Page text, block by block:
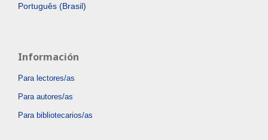
Português (Brasil)
Información
Para lectores/as
Para autores/as
Para bibliotecarios/as